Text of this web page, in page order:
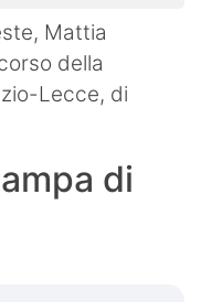
Mattia
della
Lecce, di
di